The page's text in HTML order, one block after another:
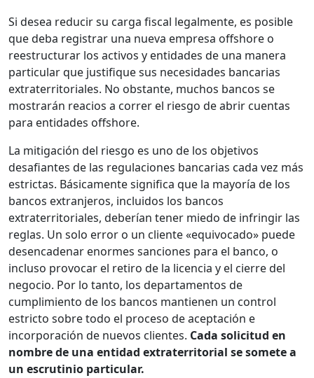
Si desea reducir su carga fiscal legalmente, es posible
que deba registrar una nueva empresa offshore o
reestructurar los activos y entidades de una manera
particular que justifique sus necesidades bancarias
extraterritoriales. No obstante, muchos bancos se
mostrarán reacios a correr el riesgo de abrir cuentas
para entidades offshore.
La mitigación del riesgo es uno de los objetivos
desafiantes de las regulaciones bancarias cada vez más
estrictas. Básicamente significa que la mayoría de los
bancos extranjeros, incluidos los bancos
extraterritoriales, deberían tener miedo de infringir las
reglas. Un solo error o un cliente «equivocado» puede
desencadenar enormes sanciones para el banco, o
incluso provocar el retiro de la licencia y el cierre del
negocio. Por lo tanto, los departamentos de
cumplimiento de los bancos mantienen un control
estricto sobre todo el proceso de aceptación e
incorporación de nuevos clientes. Cada solicitud en
nombre de una entidad extraterritorial se somete a
un escrutinio particular.